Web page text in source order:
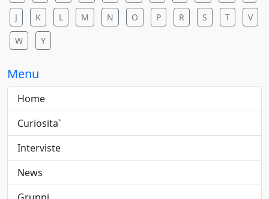
Dance pop
Dance rock
Downtempo
Electric blues
Elettropop
Folk
Folk pop
1942
1943
1945
1946
1947
1948
1949
J K L M N O P R S T V
W Y
Menu
Home
Curiosita`
Interviste
News